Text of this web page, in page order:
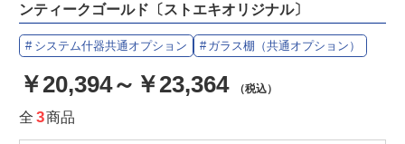
ンティークゴールド〔ストエキオリジナル〕
システム什器共通オプション ガラス棚（共通オプション）
￥20,394～￥23,364 （税込）
全 3商品